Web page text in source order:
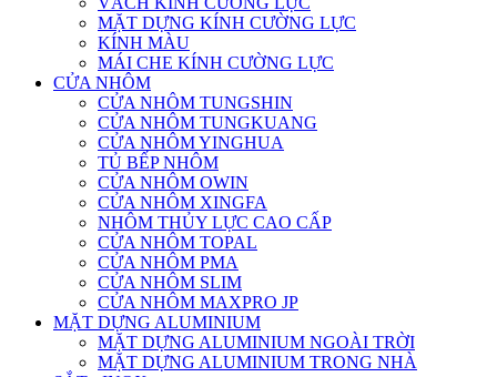
MẶT DỰNG KÍNH CƯỜNG LỰC
KÍNH MÀU
MÁI CHE KÍNH CƯỜNG LỰC
CỬA NHÔM
CỬA NHÔM TUNGSHIN
CỬA NHÔM TUNGKUANG
CỬA NHÔM YINGHUA
TỦ BẾP NHÔM
CỬA NHÔM OWIN
CỬA NHÔM XINGFA
NHÔM THỦY LỰC CAO CẤP
CỬA NHÔM TOPAL
CỬA NHÔM PMA
CỬA NHÔM SLIM
CỬA NHÔM MAXPRO JP
MẶT DỰNG ALUMINIUM
MẶT DỰNG ALUMINIUM NGOÀI TRỜI
MẶT DỰNG ALUMINIUM TRONG NHÀ